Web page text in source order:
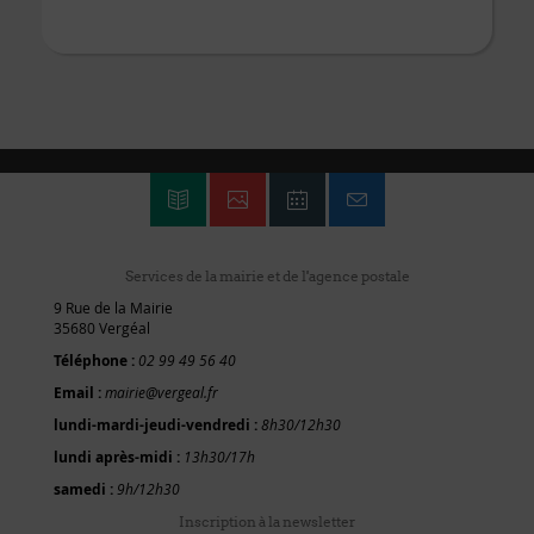
Services de la mairie et de l'agence postale
9 Rue de la Mairie
35680 Vergéal
Téléphone : 02 99 49 56 40
Email :mairie@vergeal.fr
lundi-mardi-jeudi-vendredi :8h30/12h30
lundi après-midi : 13h30/17h
samedi : 9h/12h30
Inscription à la newsletter